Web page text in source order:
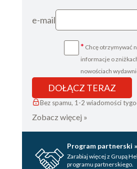
e-mail
* Chcę otrzymywać
informacje o
nowościach
DOŁĄCZ TERAZ
Bez spamu, 1-2 wiadomości
Zobacz więcej »
Program partnerski »
Zarabiaj więcej z Grupą
programu partnerskiego.